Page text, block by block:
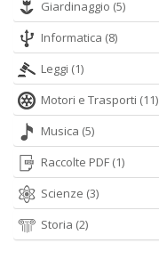
Giardinaggio (5)
Informatica (8)
Leggi (1)
Motori e Trasporti (11)
Musica (5)
Raccolte PDF (1)
Scienze (3)
Storia (2)